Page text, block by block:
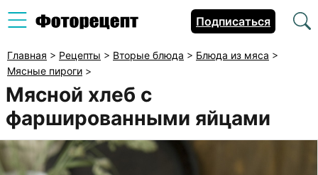
Подписаться
Главная > Рецепты > Вторые блюда > Блюда из мяса >
Мясные пироги >
Мясной хлеб с
фаршированными яйцами